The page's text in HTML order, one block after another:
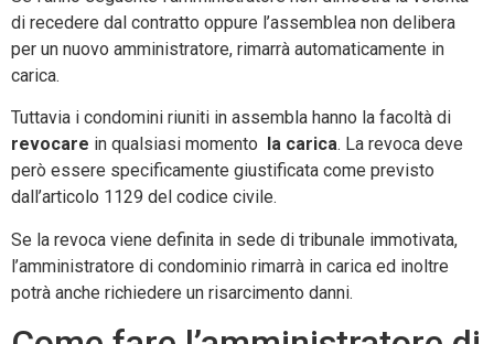
di recedere dal contratto oppure l’assemblea non delibera
per un nuovo amministratore, rimarrà automaticamente in
carica.
Tuttavia i condomini riuniti in assembla hanno la facoltà di
revocare in qualsiasi momento la carica. La revoca deve
però essere specificamente giustificata come previsto
dall’articolo 1129 del codice civile.
Se la revoca viene definita in sede di tribunale immotivata,
l’amministratore di condominio rimarrà in carica ed inoltre
potrà anche richiedere un risarcimento danni.